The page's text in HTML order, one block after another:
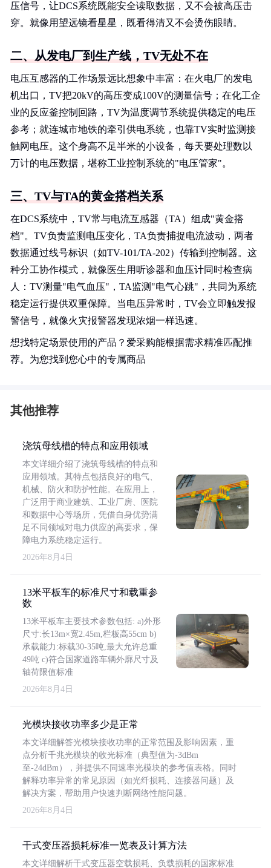
压信号，让DCS系统既能安全读取数据，又不会被高压击
穿。就像用望远镜看星星，既看得清又不会烫伤眼睛。
二、从发电厂到生产线，TV无处不在
电压互感器的工作场景远比想象中丰富：在火电厂的发电
机出口，TV把20kV的高压变成100V的测量信号；在化工企
业的反应釜控制回路，TV为温度调节系统提供稳定的电压
参考；就连城市地铁的牵引供电系统，也靠TV实时监测接
触网电压。这个身高不足半米的小设备，每天要处理数以
万计的电压数据，堪称工业控制系统的"电压管家"。
三、TV与TA的黄金搭档关系
在DCS系统中，TV常与电流互感器（TA）组成"黄金搭
档"。TV负责监测电压变化，TA负责捕捉电流波动，两者
数据通过线号标识（如TV-101/TA-202）传输到控制器。这
种分工协作模式，就像医生用听诊器和血压计同时检查病
人：TV测量"电气血压"，TA监测"电气心跳"，共同为系统
稳定运行提供双重保障。当电压异常时，TV会立即触发报
警信号，就像火灾报警器发现浓烟一样迅速。
想找特定场景使用的产品？爱采购能根据需求精准匹配推
荐。为您找到您心中的专属商品
其他推荐
浇筑母线槽的特点和应用领域
本文详细介绍了浇筑母线槽的特点和
应用领域。其特点包括良好的电气、
机械、防火和防护性能。在应用上，
广泛用于商业建筑、工业厂房、医院
和数据中心等场所，凭借自身优势满
足不同领域对电力供应的高要求，保
障电力系统稳定运行。
2026年8月4日
13米平板车的标准尺寸和载重参
数
13米平板车主要技术参数包括: a)外形
尺寸:长13m×宽2.45m,栏板高55cm b)
承载能力:标载30-35吨,最大允许总重
49吨 c)符合国家道路车辆外廓尺寸及
轴荷限值标准
2026年8月4日
光模块接收功率多少是正常
本文详细解答光模块接收功率的正常范围及影响因素，重
点分析千兆光模块的收光标准（典型值为-3dBm
至-24dBm），并提供不同速率光模块的参考值表格。同时
解释功率异常的常见原因（如光纤损耗、连接器问题）及
解决方案，帮助用户快速判断网络性能问题。
2026年8月4日
干式变压器损耗标准一览表及计算方法
本文详细解析干式变压器空载损耗、负载损耗的国家标准